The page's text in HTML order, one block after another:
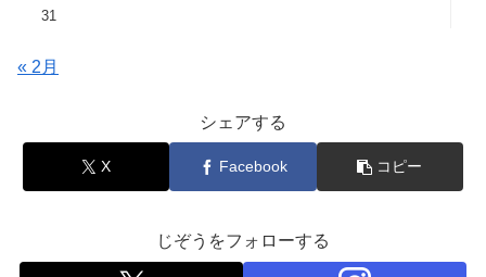
31
« 2月
シェアする
X Facebook コピー
じぞうをフォローする